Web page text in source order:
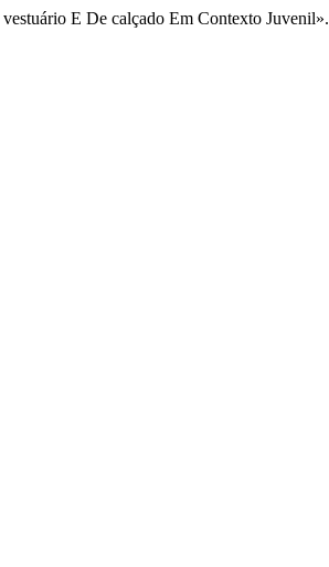
E De calçado Em Contexto Juvenil».